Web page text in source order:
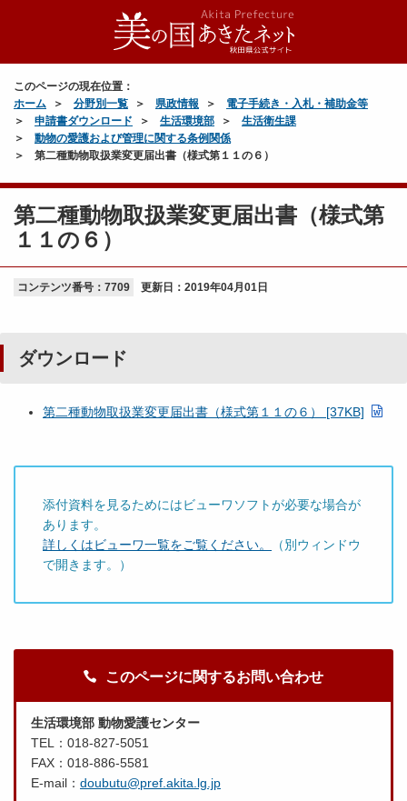
このページの現在位置：
ホーム
分野別一覧 県政情報
電子手続き・入札・補助金等
申請書ダウンロード
生活環境部
生活衛生課
動物の愛護および管理に関する条例関係
第二種動物取扱業変更届出書（様式第１１の６）
第二種動物取扱業変更届出書（様式第
１１の６）
コンテンツ番号：7709 更新日： 2019年04月01日
ダウンロード
第二種動物取扱業変更届出書（様式第１１の６） [37KB]
添付資料を見るためにはビューワソフトが必要な場合が
あります。
詳しくはビューワ一覧をご覧ください。
（別ウィンドウ
で開きます。）
このページに関するお問い合わせ
生活環境部 動物愛護センター
TEL：018-827-5051
FAX：018-886-5581
E-mail： doubutu@pref.akita.lg.jp